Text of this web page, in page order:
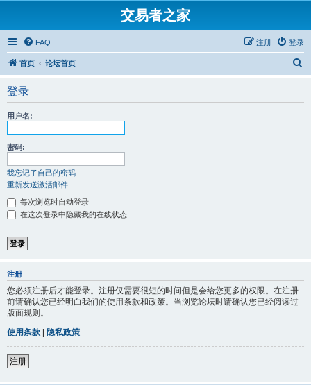
交易者之家
FAQ 登录
注册
首页 论坛首页
登录
用户名:
密码:
我忘记了自己的密码
重新发送激活邮件
每次浏览时自动登录
在这次登录中隐藏我的在线状态
注册
您必须注册后才能登录。注册仅需要很短的时间但是会给您更多的权限。在注册
前请确认您已经明白我们的使用条款和政策。当浏览论坛时请确认您已经阅读过
版面规则。
使用条款 | 隐私政策
注册